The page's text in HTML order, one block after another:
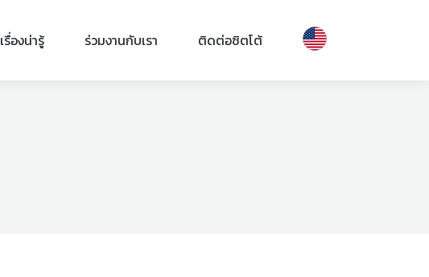
เรื่องน่ารู้ ร่วมงานกับเรา ติดต่อซิตโต้